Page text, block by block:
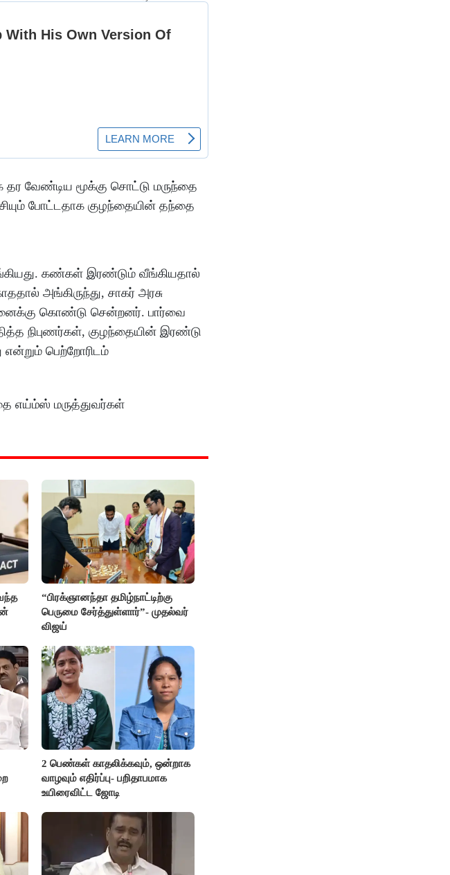
தர வேண்டிய மூக்கு சொட்டு மருந்தை
போட்டதாக குழந்தையின் தந்தை
கண்கள் இரண்டும் வீங்கியதால்
அங்கிருந்து, சாகர் அரசு
கொண்டு சென்றனர். பார்வை
நிபுணர்கள், குழந்தையின் இரண்டு
என்றும் பெற்றோரிடம்
எய்ம்ஸ் மருத்துவர்கள்
“பிரக்ஞானந்தா தமிழ்நாட்டிற்கு
பெருமை சேர்த்துள்ளார்”- முதல்வர்
விஜய்
2 பெண்கள் காதலிக்கவும், ஒன்றாக
வாழவும் எதிர்ப்பு- பறிதாபமாக
உயிரைவிட்ட ஜோடி